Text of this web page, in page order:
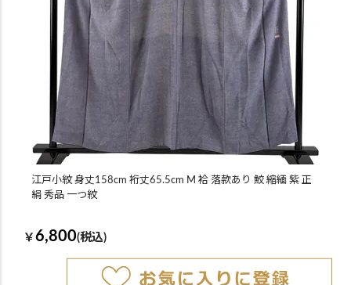
江戸小紋 身丈158cm 裄丈65.5cm M 袷 落款あり 鮫 縮緬 紫 正
絹 秀品 一つ紋
￥ 6,800(税込)